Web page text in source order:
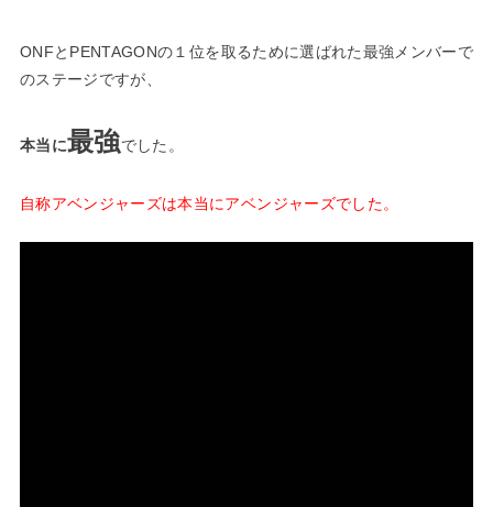
ONFとPENTAGONの１位を取るために選ばれた最強メンバーで
のステージですが、
本当に最強でした。
自称アベンジャーズは本当にアベンジャーズでした。